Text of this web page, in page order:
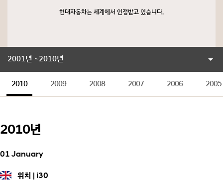
현대자동차는 세계에서 인정받고 있습니다.
2001년 ~2010년
2010 2009 2008 2007 2006 2005
2010년
01 January
위치
i30